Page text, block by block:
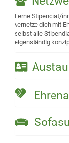
Lerne Stipendiat/
vernetze dich mit
selbst alle
eigenständig